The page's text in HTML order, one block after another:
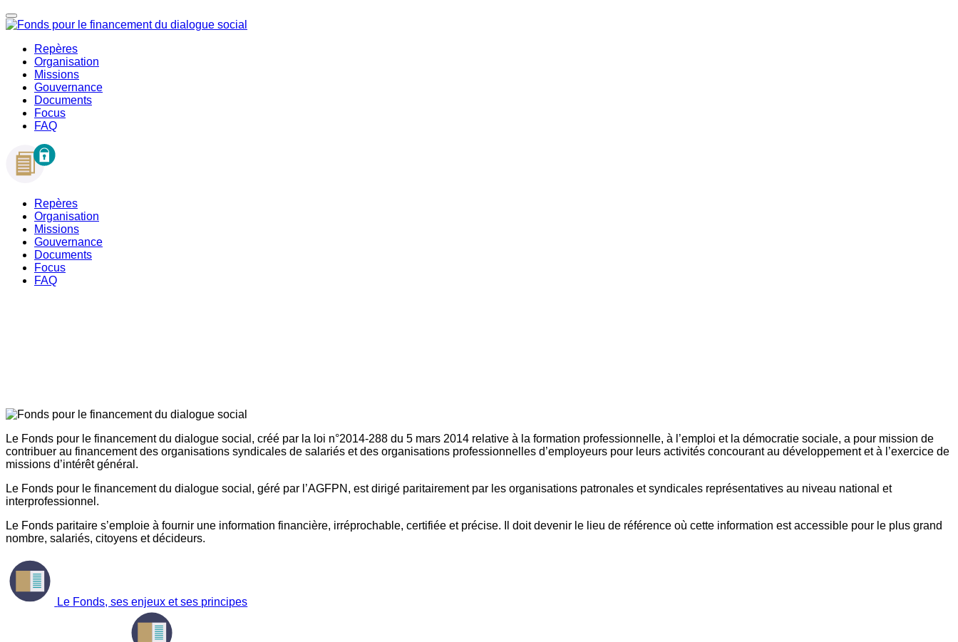
Repères
Organisation
Missions
Gouvernance
Documents
Focus
FAQ
Repères
Organisation
Missions
Gouvernance
Documents
Focus
FAQ
Le Fonds pour le financement du dialogue social, créé par la loi n°2014-288 du 5 mars 2014 relative à la formation professionnelle, à l’emploi et la démocratie sociale, a pour mission de
contribuer au financement des organisations syndicales de salariés et des organisations professionnelles d’employeurs pour leurs activités concourant au développement et à l’exercice de
missions d’intérêt général.
Le Fonds pour le financement du dialogue social, géré par l’AGFPN, est dirigé paritairement par les organisations patronales et syndicales représentatives au niveau national et
interprofessionnel.
Le Fonds paritaire s’emploie à fournir une information financière, irréprochable, certifiée et précise. Il doit devenir le lieu de référence où cette information est accessible pour le plus grand
nombre, salariés, citoyens et décideurs.
Le Fonds, ses enjeux et ses principes